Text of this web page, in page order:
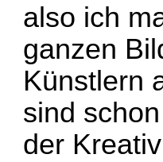
also ich
ganzen
Künstlern
sind
der